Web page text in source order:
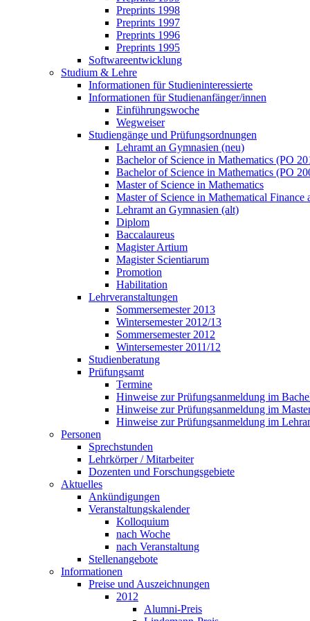
Preprints 1998
Preprints 1997
Preprints 1996
Preprints 1995
Softwareentwicklung
Studium & Lehre
Informationen für Studieninteressierte
Informationen für Studienanfänger/innen
Einführungswoche
Wegweiser
Studiengänge und Prüfungsordnungen
Lehramt an Gymnasien (neu)
Bachelor of Science in Mathematics (PO
Bachelor of Science in Mathematics (PO
Master of Science in Mathematics
Master of Science in Mathematical Finance
Lehramt an Gymnasien (alt)
Diplom
Baccalaureus
Magister Artium
Magister Scientiarum
Promotion
Habilitation
Lehrveranstaltungen
Sommersemester 2013
Wintersemester 2012/13
Sommersemester 2012
Wintersemester 2011/12
Studienberatung
Prüfungsamt
Termine
Hinweise zur Prüfungsanmeldung im
Hinweise zur Prüfungsanmeldung im
Hinweise zur Prüfungsanmeldung im
Personen
Sprechstunden
Lehrkörper / Mitarbeiter
Dozenten und Forschungsgebiete
Aktuelles
Ankündigungen
Veranstaltungskalender
Kolloquium
nach Woche
nach Veranstaltung
Stellenangebote
Informationen
Preise und Auszeichnungen
2012
Alumni-Preis